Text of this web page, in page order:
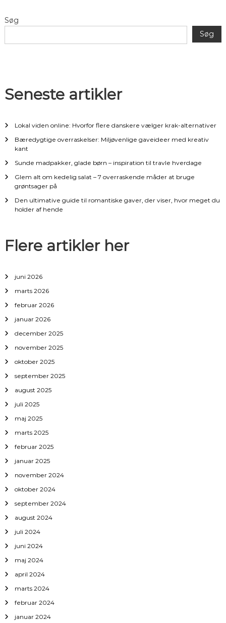
æ
a
v
g
a
i
n
Søg
Søg
Seneste artikler
Lokal viden online: Hvorfor flere danskere vælger krak-alternativer
Bæredygtige overraskelser: Miljøvenlige gaveideer med kreativ
kant
Sunde madpakker, glade børn – inspiration til travle hverdage
Glem alt om kedelig salat – 7 overraskende måder at bruge
grøntsager på
Den ultimative guide til romantiske gaver, der viser, hvor meget du
holder af hende
Flere artikler her
juni 2026
marts 2026
februar 2026
januar 2026
december 2025
november 2025
oktober 2025
september 2025
august 2025
juli 2025
maj 2025
marts 2025
februar 2025
januar 2025
november 2024
oktober 2024
september 2024
august 2024
juli 2024
juni 2024
maj 2024
april 2024
marts 2024
februar 2024
januar 2024